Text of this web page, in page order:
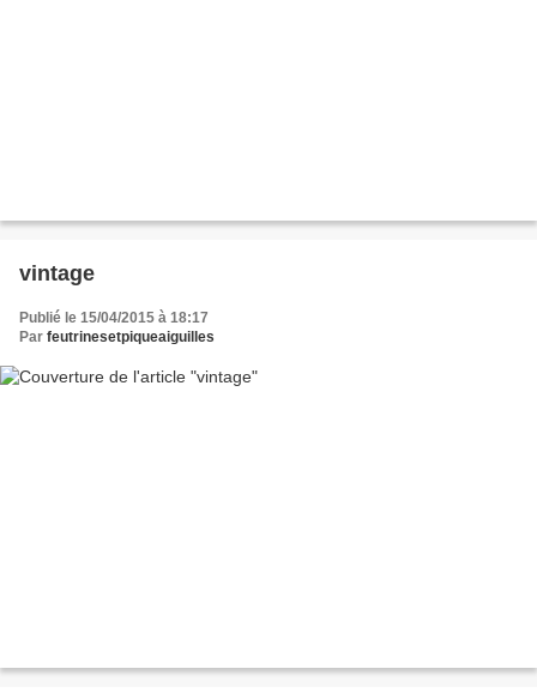
vintage
Publié le 15/04/2015 à 18:17
Par feutrinesetpiqueaiguilles